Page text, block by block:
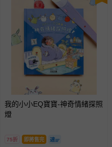
我的小小EQ寶寶-神奇情緒探照
燈
75折 即將售完